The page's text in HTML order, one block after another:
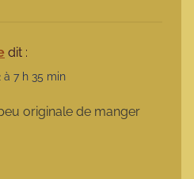
dit :
à 7 h 35 min
originale de manger